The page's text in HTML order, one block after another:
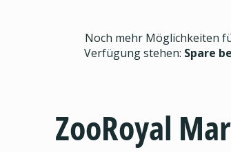
Noch mehr Möglichkeiten
Verfügung stehen: Spare
ZooRoyal